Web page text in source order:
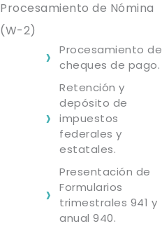
Procesamiento de Nómina
(W-2)
Procesamiento de
cheques de pago.
Retención y
depósito de
impuestos
federales y
estatales.
Presentación de
Formularios
trimestrales 941 y
anual 940.